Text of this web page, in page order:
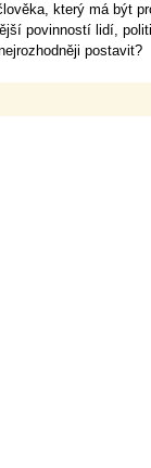
který má být
povinností lidí,
postavit?